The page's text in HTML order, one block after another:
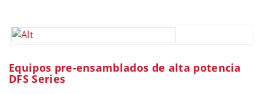
Equipos pre-ensamblados de alta potencia
DFS Series